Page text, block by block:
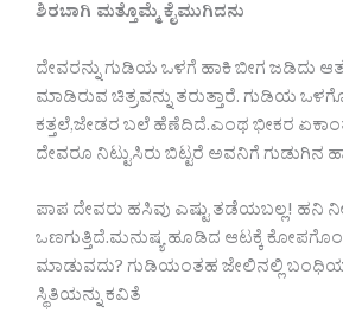
ಶಿರಬಾಗಿ ಮತ್ತೊಮ್ಮೆಕೈಮುಗಿದನು
ದೇವರನ್ನು ಗುಡಿಯ ಒಳಗೆ ಹಾಕಿ ಬೀಗ ಜಡಿದು
ಮಾಡಿರುವ ಚಿತ್ರವನ್ನು ತರುತ್ತಾರೆ. ಗುಡಿಯ
ಕತ್ತಲೆ,ಜೇಡರ ಬಲೆ ಹೆಣೆದಿದೆ.ಎಂಥ ಭೀಕರ
ದೇವರೂ ನಿಟ್ಟುಸಿರು ಬಿಟ್ಟರೆ ಅವನಿಗೆ ಗುಡುಗಿನ
ಪಾಪ ದೇವರು ಹಸಿವು ಎಷ್ಟು ತಡೆಯಬಲ್ಲ! ಹನಿ‌
ಒಣಗುತ್ತಿದೆ.ಮನುಷ್ಯ ಹೂಡಿದ ಆಟಕ್ಕೆ
ಮಾಡುವದು? ಗುಡಿಯಂತಹ ಜೇಲಿನಲ್ಲಿ‌
ಸ್ಥಿತಿಯನ್ನು ಕವಿತೆ